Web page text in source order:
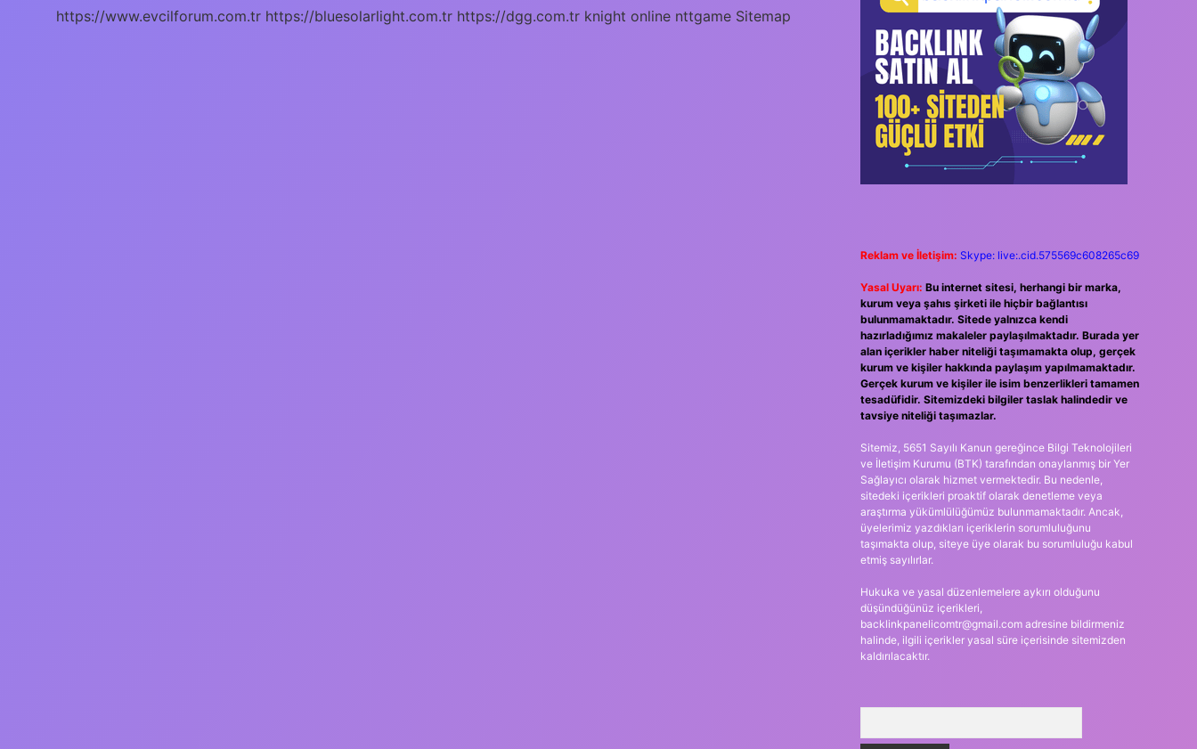
https://www.evcilforum.com.tr https://bluesolarlight.com.tr https://dgg.com.tr knight online nttgame Sitemap
Reklam ve İletişim: Skype: live:.cid.575569c608265c69
Yasal Uyarı: Bu internet sitesi, herhangi bir marka,
kurum veya şahıs şirketi ile hiçbir bağlantısı
bulunmamaktadır. Sitede yalnızca kendi
hazırladığımız makaleler paylaşılmaktadır. Burada yer
alan içerikler haber niteliği taşımamakta olup, gerçek
kurum ve kişiler hakkında paylaşım yapılmamaktadır.
Gerçek kurum ve kişiler ile isim benzerlikleri tamamen
tesadüfidir. Sitemizdeki bilgiler taslak halindedir ve
tavsiye niteliği taşımazlar.
Sitemiz, 5651 Sayılı Kanun gereğince Bilgi Teknolojileri
ve İletişim Kurumu (BTK) tarafından onaylanmış bir Yer
Sağlayıcı olarak hizmet vermektedir. Bu nedenle,
sitedeki içerikleri proaktif olarak denetleme veya
araştırma yükümlülüğümüz bulunmamaktadır. Ancak,
üyelerimiz yazdıkları içeriklerin sorumluluğunu
taşımakta olup, siteye üye olarak bu sorumluluğu kabul
etmiş sayılırlar.
Hukuka ve yasal düzenlemelere aykırı olduğunu
düşündüğünüz içerikleri,
backlinkpanelicomtr@gmail.comadresine bildirmeniz
halinde, ilgili içerikler yasal süre içerisinde sitemizden
kaldırılacaktır.